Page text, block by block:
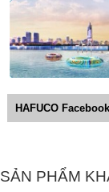
HAFUCO
SẢN PHẨM